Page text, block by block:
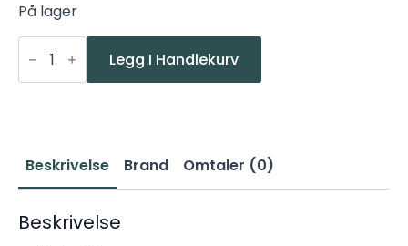
På lager
Star
LED
2,3W(20W)
Legg I Handlekurv
Beskrivelse Brand Omtaler (0)
Beskrivelse